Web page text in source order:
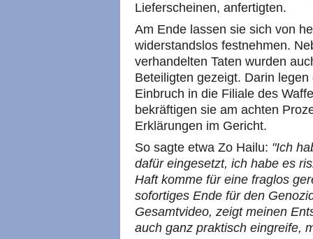
Lieferscheinen, anfertigten.
Am Ende lassen sie sich von
widerstandslos festnehmen.
verhandelten Taten wurden
Beteiligten gezeigt. Darin
Einbruch in die Filiale des
bekräftigen sie am achten
Erklärungen im Gericht.
So sagte etwa Zo Hailu: "Ich
dafür eingesetzt, ich habe es
Haft komme für eine fraglos
sofortiges Ende für den
Gesamtvideo, zeigt meinen
auch ganz praktisch eingreife,